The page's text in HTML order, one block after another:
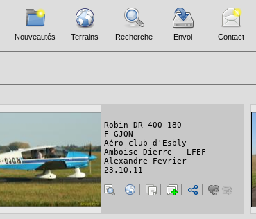
Nouveautés Terrains Recherche Envoi Contact
Robin DR 400-180
F-GJQN
Aéro-club d'Esbly
Amboise Dierre - LFEF
Alexandre Fevrier
23.10.11